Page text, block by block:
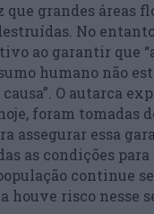
que grandes áreas
No
ao garantir que
humano não
O autarca
foram tomadas
assegurar essa
as condições para
continue
houve risco nesse